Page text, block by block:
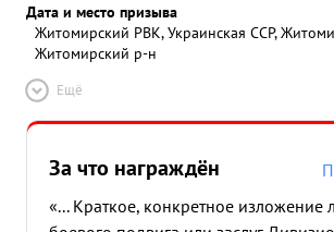
Дата и место призыва
Житомирский РВК, Украинская ССР,
Житомирский р-н
Ещё
За что награждён
«... Краткое, конкретное изложение